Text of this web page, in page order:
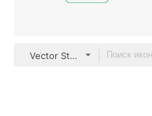
Vector Stall Lineal